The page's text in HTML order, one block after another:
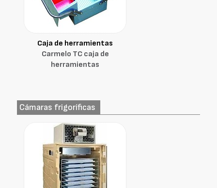
Caja de herramientas
Carmelo TC caja de
herramientas
Cámaras frigoríficas